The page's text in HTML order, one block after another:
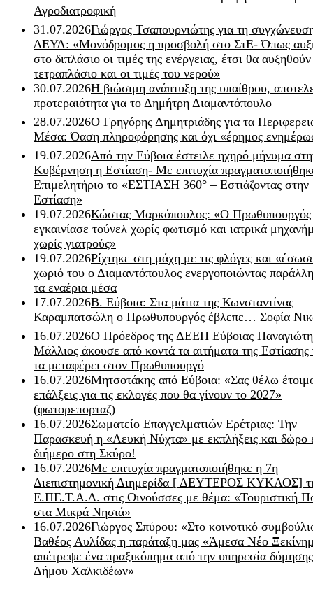
Αγροδιατροφική
31.07.2026Γιώργος Τσαπουρνιώτης για τη
ΔΕΥΑ: «Μονόδρομος η προσβολή στο ΣτΕ- Όπως
στο διπλάσιο οι τιμές της ενέργειας, έτσι θα
τετραπλάσιο και οι τιμές του νερού»
30.07.2026Η βιώσιμη ανάπτυξη της υπαίθρου,
προτεραιότητα για το Δημήτρη Διαμαντόπουλο
28.07.2026Ο Γρηγόρης Δημητριάδης για τα
Μέσα: Όαση πληροφόρησης και όχι «έρημος
19.07.2026Από την Εύβοια έστειλε ηχηρό μήνυμα
Κυβέρνηση η Εστίαση- Με επιτυχία
Επιμελητήριο το «ΕΣΤΙΑΣΗ 360° – Εστιάζοντας στην
Εστίαση»
19.07.2026Κώστας Μαρκόπουλος: «Ο Πρωθυπουργός
εγκαινίασε τούνελ χωρίς φωτισμό και ιατρικά
χωρίς γιατρούς»
19.07.2026Ρίχτηκε στη μάχη με τις φλόγες και
χωριό του ο Διαμαντόπουλος ενεργοποιώντας
τα εναέρια μέσα
17.07.2026Β. Εύβοια: Στα μάτια της Κωνσταντίνας
Καραμπατσώλη ο Πρωθυπουργός έβλεπε… Σοφία
16.07.2026Ο Πρόεδρος της ΔΕΕΠ Εύβοιας
Μάλλιος άκουσε από κοντά τα αιτήματα της Εστίασης
τα μεταφέρει στον Πρωθυπουργό
16.07.2026Μητσοτάκης από Εύβοια: «Σας θέλω
επάλξεις για τις εκλογές που θα γίνουν το 2027»
(φωτορεπορταζ)
16.07.2026Σωματείο Επαγγελματιών Ερέτριας: Την
Παρασκευή η «Λευκή Νύχτα» με εκπλήξεις και δώρο
διήμερο στη Σκύρο!
16.07.2026Με επιτυχία πραγματοποιήθηκε η 7η
Διεπιστημονική Διημερίδα [ ΔEYΤΕΡΟΣ ΚΥΚΛΟΣ]
Ε.ΠΕ.Τ.Α.Δ. στις Οινούσσες με θέμα: «Τουριστική
στα Μικρά Νησιά»
16.07.2026Γιώργος Σπύρου: «Στο κοινοτικό
Βαθέος Αυλίδας η παράταξη μας «Άμεσα Νέο
απέτρεψε ένα πραξικόπημα από την υπηρεσία
Δήμου Χαλκιδέων»